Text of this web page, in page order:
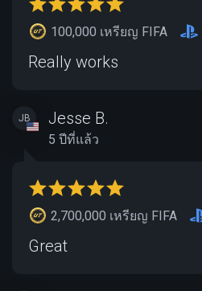
100,000 เหรียญ FIFA
Really works
JB Jesse B.
5 ปีที่แล้ว
2,700,000 เหรียญ FIFA
Great